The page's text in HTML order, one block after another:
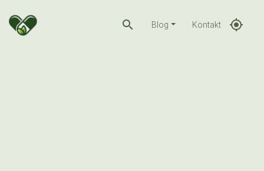
search Blog Kontakt gps_fixed